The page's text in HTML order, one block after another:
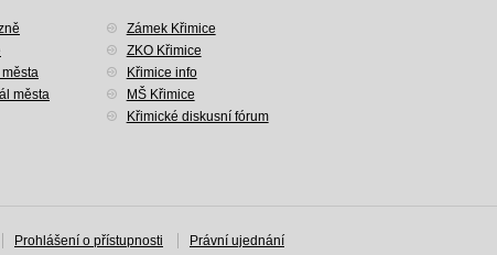
města
Zámek Křimice
ZKO Křimice
Křimice info
MŠ Křimice
Křimické diskusní fórum
Prohlášení o přístupnosti Právní ujednání